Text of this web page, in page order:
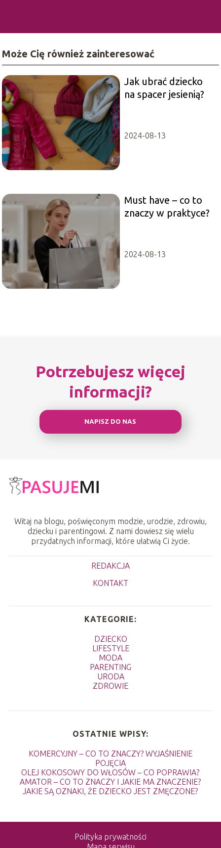
Może Cię również zainteresować
Jak ubrać dziecko
na spacer jesienią?
2024-08-13
Must have – co to
znaczy w praktyce?
2024-08-13
Potrzebujesz więcej
informacji?
NAPISZ DO NAS
Witaj na blogu, poświęconym modzie, urodzie, zdrowiu,
dziecku i parentingowi. Z nami dowiesz się wielu
przydatnych informacji, które ułatwią Ci życie.
REDAKCJA
KONTAKT
KATEGORIE:
DZIECKO
LIFESTYLE
MODA
PARENTING
URODA
ZDROWIE
OSTATNIE WPISY:
KOMERCYJNY – CO TO ZNACZY? WYJAŚNIENIE
POJĘCIA
OLEJ KOKOSOWY DO WŁOSÓW – CO POPRAWIA?
AMATOR – CO TO ZNACZY I JAKIE MA ZNACZENIE?
JAKIE SĄ OZNAKI, ŻE DZIECKO JEST ZMĘCZONE?
Polityka prywatności